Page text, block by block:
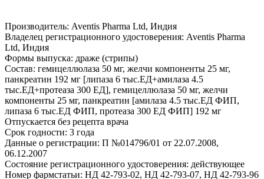
Производитель: Aventis Pharma Ltd, Индия
Владелец регистрационного удостоверения: Aventis Pharma
Ltd, Индия
Формы выпуска: драже (стрипы)
Состав: гемицеллюлаза 50 мг, желчи компоненты 25 мг,
панкреатин 192 мг [липаза 6 тыс.ЕД+амилаза 4.5
тыс.ЕД+протеаза 300 ЕД], гемицеллюлаза 50 мг, желчи
компоненты 25 мг, панкреатин [амилаза 4.5 тыс.ЕД ФИП,
липаза 6 тыс.ЕД ФИП, протеаза 300 ЕД ФИП] 192 мг
Отпускается без рецепта врача
Срок годности: 3 года
Данные о регистрации: П №014796/01 от 22.07.2008,
06.12.2007
Состояние регистрационного удостоверения: действующее
Номер фармстатьи: НД 42-793-02, НД 42-793-07, НД 42-793-96